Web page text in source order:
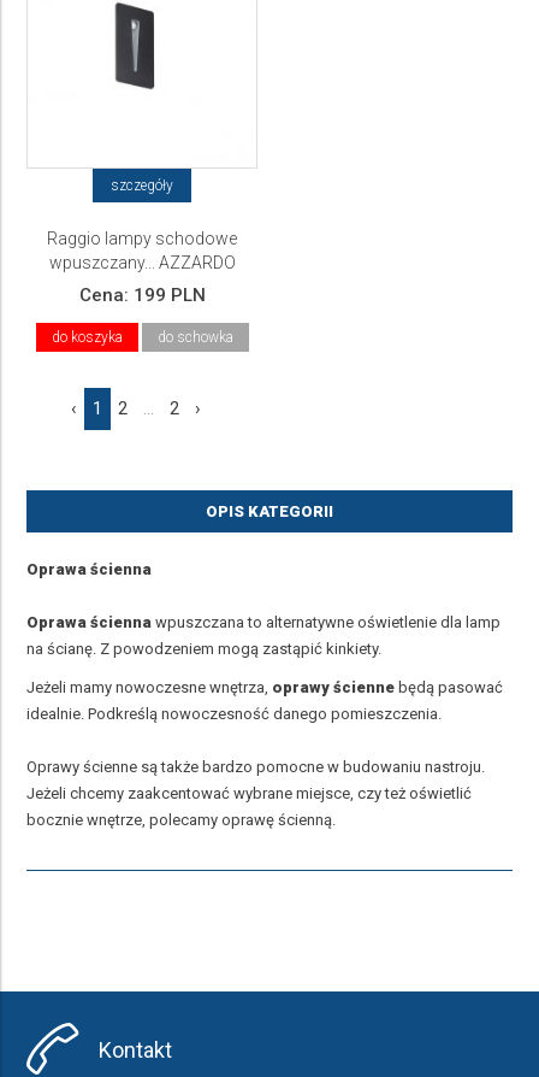
szczegóły
Raggio lampy schodowe
wpuszczany... AZZARDO
Cena: 199 PLN
do koszyka do schowka
‹ 1 2 ... 2 ›
OPIS KATEGORII
Oprawa ścienna
Oprawa ścienna wpuszczana to alternatywne oświetlenie dla lamp
na ścianę. Z powodzeniem mogą zastąpić kinkiety.
Jeżeli mamy nowoczesne wnętrza, oprawy ścienne będą pasować
idealnie. Podkreślą nowoczesność danego pomieszczenia.
Oprawy ścienne są także bardzo pomocne w budowaniu nastroju.
Jeżeli chcemy zaakcentować wybrane miejsce, czy też oświetlić
bocznie wnętrze, polecamy oprawę ścienną.
Kontakt